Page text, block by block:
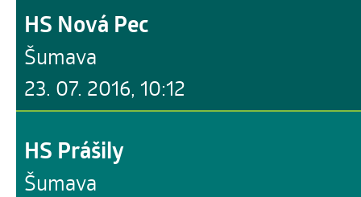
23. 07. 2016, 10:12
HS Nová Pec
Šumava
HS Prášily
Šumava